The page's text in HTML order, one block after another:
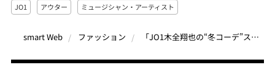
JO1 アウター ミュージシャン・アーティスト
smart Web ファッション 「JO1木全翔也の“冬コーデ”スナップ」冬のアウター選びのマイルールと、メンバー総出の意外な外遊びプランとは？